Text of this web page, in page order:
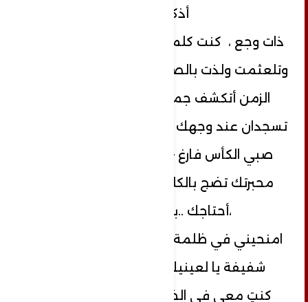
أذكر
ذات وجع ، كنت كلما رأيت أنثى ارتعشت
وتلعثمت ولذت بالصمت ، ها أنا مع مرور
الزمن أتكشف جمال وجهك ،عيناي
تسجدان عند وجهك النديّ ، أراكِ شاردة ،-
صبي الكأس فارغ – كمحبرتي - ولكن
محبرتك تضج بالكلمات ..وأي كلمات
،أحتاجك ..بردان !
امنحيني في ظلمة هذا الليل ، ابتسامة
شفيفة يا لعينيكِ العسليتين .
كنتِ معي في الخيبات كلها ؟ولكن